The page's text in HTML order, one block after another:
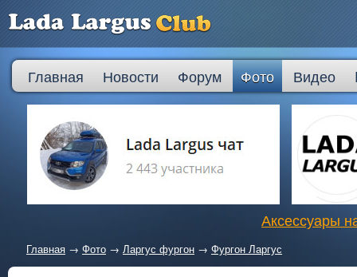
Главная Новости Форум Фото Видео
Аксессуары
Главная → Фото → Ларгус фургон → Фургон Ларгус